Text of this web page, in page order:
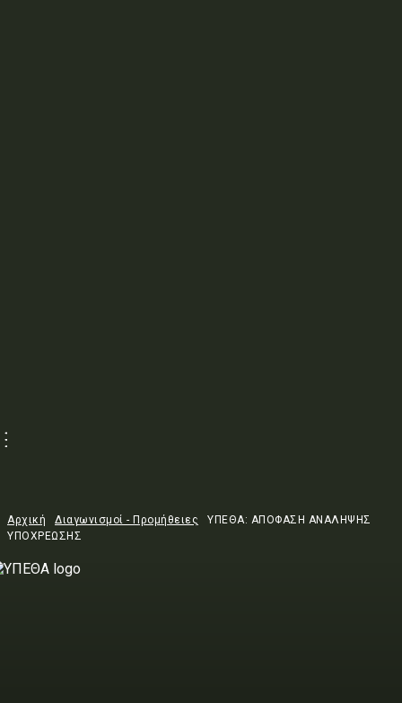
Αρχική Διαγωνισμοί - Προμήθειες
ΥΠΕΘΑ: ΑΠΟΦΑΣΗ ΑΝΑΛΗΨΗΣ
ΥΠΟΧΡΕΩΣΗΣ